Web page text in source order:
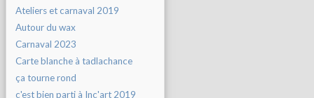
Ateliers et carnaval 2019
Autour du wax
Carnaval 2023
Carte blanche à tadlachance
ça tourne rond
c'est bien parti à Inc'art 2019